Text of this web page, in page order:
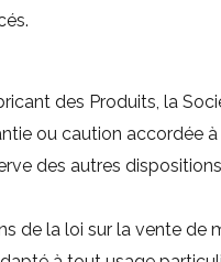
des Produits, la
ou caution accordée
des autres
de la loi sur la vente